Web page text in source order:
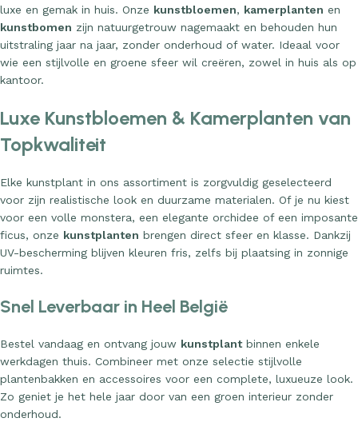
luxe en gemak in huis. Onze kunstbloemen, kamerplanten en
kunstbomen zijn natuurgetrouw nagemaakt en behouden hun
uitstraling jaar na jaar, zonder onderhoud of water. Ideaal voor
wie een stijlvolle en groene sfeer wil creëren, zowel in huis als op
kantoor.
Luxe Kunstbloemen & Kamerplanten van
Topkwaliteit
Elke kunstplant in ons assortiment is zorgvuldig geselecteerd
voor zijn realistische look en duurzame materialen. Of je nu kiest
voor een volle monstera, een elegante orchidee of een imposante
ficus, onze kunstplanten brengen direct sfeer en klasse. Dankzij
UV-bescherming blijven kleuren fris, zelfs bij plaatsing in zonnige
ruimtes.
Snel Leverbaar in Heel België
Bestel vandaag en ontvang jouw kunstplantbinnen enkele
werkdagen thuis. Combineer met onze selectie stijlvolle
plantenbakken en accessoires voor een complete, luxueuze look.
Zo geniet je het hele jaar door van een groen interieur zonder
onderhoud.